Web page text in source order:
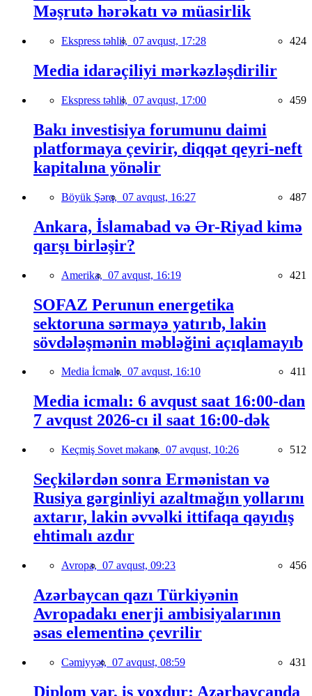
Məşrutə hərəkatı və müasirlik
Ekspress təhlil, 07 avqust, 17:28 424
Media idarəçiliyi mərkəzləşdirilir
Ekspress təhlil, 07 avqust, 17:00 459
Bakı investisiya forumunu daimi
platformaya çevirir, diqqət qeyri-neft
kapitalına yönəlir
Böyük Şərq, 07 avqust, 16:27 487
Ankara, İslamabad və Ər-Riyad kimə
qarşı birləşir?
Amerika, 07 avqust, 16:19 421
SOFAZ Perunun energetika
sektoruna sərmayə yatırıb, lakin
sövdələşmənin məbləğini açıqlamayıb
Media İcmalı, 07 avqust, 16:10 411
Media icmalı: 6 avqust saat 16:00-dan
7 avqust 2026-cı il saat 16:00-dək
Keçmiş Sovet məkanı, 07 avqust, 10:26 512
Seçkilərdən sonra Ermənistan və
Rusiya gərginliyi azaltmağın yollarını
axtarır, lakin əvvəlki ittifaqa qayıdış
ehtimalı azdır
Avropa, 07 avqust, 09:23 456
Azərbaycan qazı Türkiyənin
Avropadakı enerji ambisiyalarının
əsas elementinə çevrilir
Cəmiyyət, 07 avqust, 08:59 431
Diplom var, iş yoxdur: Azərbaycanda